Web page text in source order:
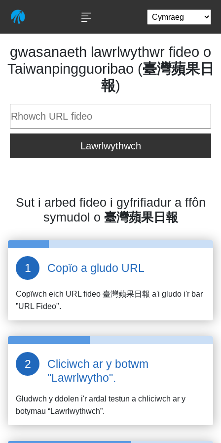
gwasanaeth lawrlwythwr fideo o
Taiwanpingguoribao (臺灣蘋果日
報)
Lawrlwythwch
Sut i arbed fideo i gyfrifiadur a ffôn
symudol o 臺灣蘋果日報
Copïo a gludo URL
Copïwch eich URL fideo 臺灣蘋果日報 a'i gludo i'r bar
”URL Fideo".
Cliciwch ar y botwm
"Lawrlwytho".
Gludwch y ddolen i'r ardal testun a chliciwch ar y
botymau “Lawrlwythwch”.